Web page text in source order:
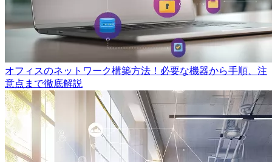
オフィスのネットワーク構築方法！必要な機器から手順、注
意点まで徹底解説